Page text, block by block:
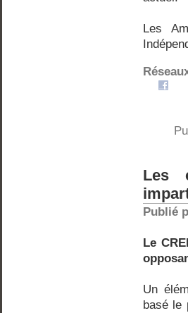
Les
Les
Publié
Le
Un
basé le